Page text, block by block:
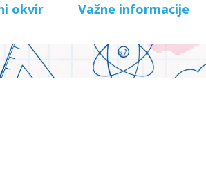
okvir Važne informacije